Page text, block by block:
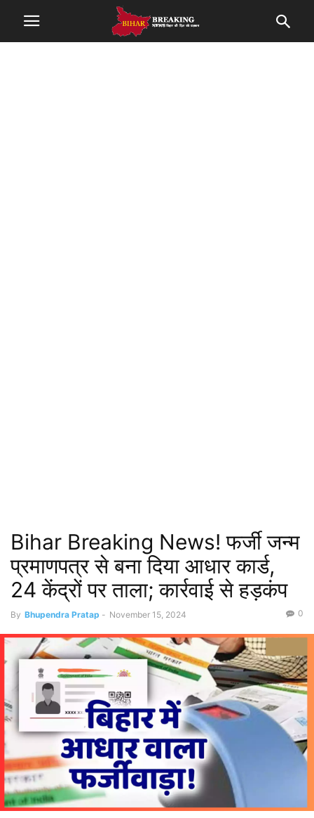
Bihar Breaking News! फर्जी जन्म
प्रमाणपत्र से बना दिया आधार कार्ड,
24 केंद्रों पर ताला; कार्रवाई से हड़कंप
By Bhupendra Pratap - November 15, 2024 0